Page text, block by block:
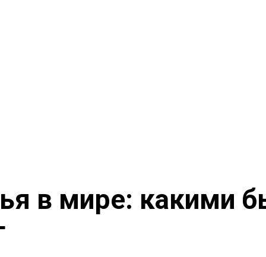
в мире: какими